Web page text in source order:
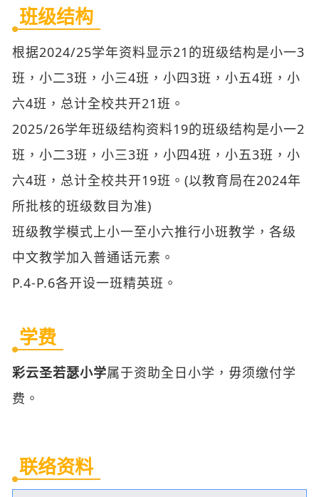
班级结构
根据2024/25学年资料显示21的班级结构是小一3
班，小二3班，小三4班，小四3班，小五4班，小
六4班，总计全校共开21班。
2025/26学年班级结构资料19的班级结构是小一2
班，小二3班，小三3班，小四4班，小五3班，小
六4班，总计全校共开19班。(以教育局在2024年
所批核的班级数目为准)
班级教学模式上小一至小六推行小班教学，各级
中文教学加入普通话元素。
P.4-P.6各开设一班精英班。
学费
彩云圣若瑟小学属于资助全日小学，毋须缴付学
费。
联络资料